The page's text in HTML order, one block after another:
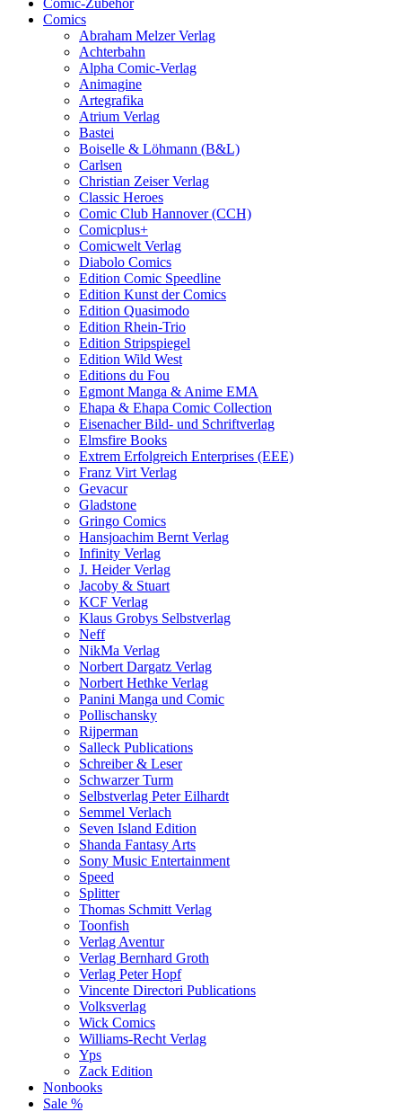
Comic-Zubehör
Comics
Abraham Melzer Verlag
Achterbahn
Alpha Comic-Verlag
Animagine
Artegrafika
Atrium Verlag
Bastei
Boiselle & Löhmann (B&L)
Carlsen
Christian Zeiser Verlag
Classic Heroes
Comic Club Hannover (CCH)
Comicplus+
Comicwelt Verlag
Diabolo Comics
Edition Comic Speedline
Edition Kunst der Comics
Edition Quasimodo
Edition Rhein-Trio
Edition Stripspiegel
Edition Wild West
Editions du Fou
Egmont Manga & Anime EMA
Ehapa & Ehapa Comic Collection
Eisenacher Bild- und Schriftverlag
Elmsfire Books
Extrem Erfolgreich Enterprises (EEE)
Franz Virt Verlag
Gevacur
Gladstone
Gringo Comics
Hansjoachim Bernt Verlag
Infinity Verlag
J. Heider Verlag
Jacoby & Stuart
KCF Verlag
Klaus Grobys Selbstverlag
Neff
NikMa Verlag
Norbert Dargatz Verlag
Norbert Hethke Verlag
Panini Manga und Comic
Pollischansky
Rijperman
Salleck Publications
Schreiber & Leser
Schwarzer Turm
Selbstverlag Peter Eilhardt
Semmel Verlach
Seven Island Edition
Shanda Fantasy Arts
Sony Music Entertainment
Speed
Splitter
Thomas Schmitt Verlag
Toonfish
Verlag Aventur
Verlag Bernhard Groth
Verlag Peter Hopf
Vincente Directori Publications
Volksverlag
Wick Comics
Williams-Recht Verlag
Yps
Zack Edition
Nonbooks
Sale %